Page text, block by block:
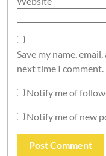
Save my name,
next time I comment.
Notify me of
Notify me of new